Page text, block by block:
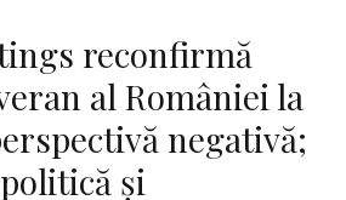
reconfirmă
al României la
negativă;
și